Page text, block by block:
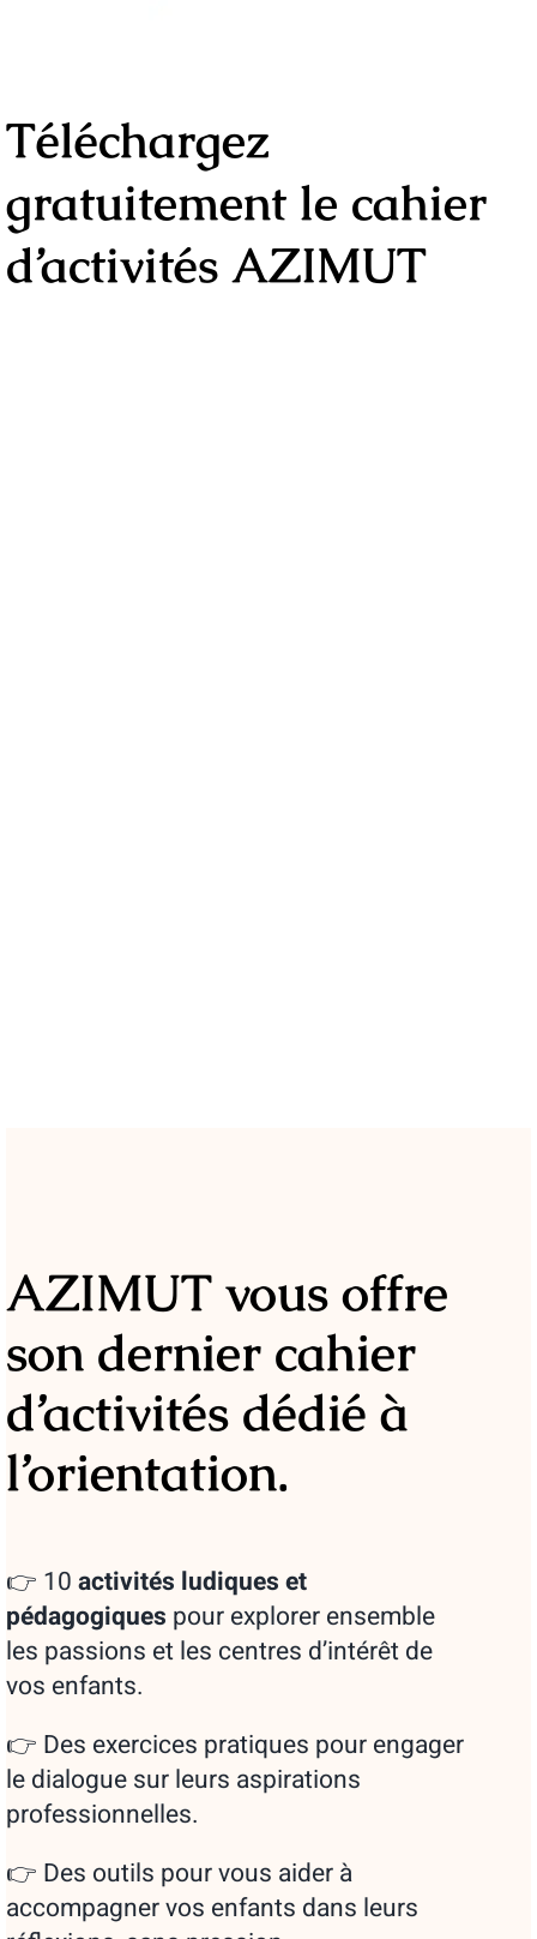
Téléchargez
gratuitement le cahier
d’activités AZIMUT
AZIMUT vous offre
son dernier cahier
d’activités dédié à
l’orientation.
👉 10activités ludiques et
pédagogiques pour explorer ensemble
les passions et les centres d’intérêt de
vos enfants.
👉 Des exercices pratiques pour engager
le dialogue sur leurs aspirations
professionnelles.
👉 Des outils pour vous aider à
accompagner vos enfants dans leurs